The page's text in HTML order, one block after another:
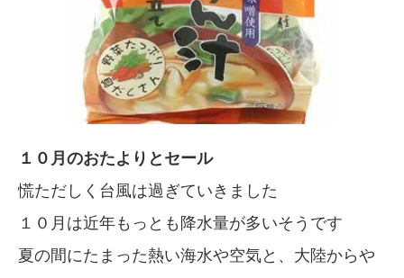
１０月のおたよりとセール
慌ただしく台風は過ぎていきました
１０月は近年もっとも降水量が多いそうです
夏の間にたまった熱い海水や空気と、大陸からや